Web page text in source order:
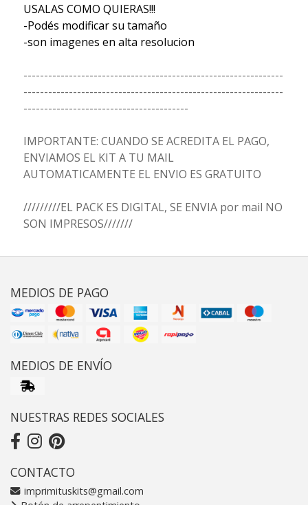
USALAS COMO QUIERAS!!!
-Podés modificar su tamaño
-son imagenes en alta resolucion
---------------------------------------------------------------
---------------------------------------------------------------
----------------------------------------
IMPORTANTE: CUANDO SE ACREDITA EL PAGO,
ENVIAMOS EL KIT A TU MAIL
AUTOMATICAMENTE EL ENVIO ES GRATUITO
/////////EL PACK ES DIGITAL, SE ENVIA por mail NO
SON IMPRESOS///////
MEDIOS DE PAGO
MEDIOS DE ENVÍO
NUESTRAS REDES SOCIALES
CONTACTO
imprimituskits@gmail.com